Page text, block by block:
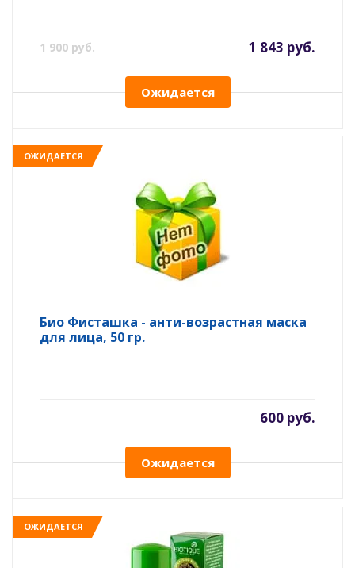
1 900 руб. 1 843 руб.
Ожидается
ОЖИДАЕТСЯ
Био Фисташка - анти-возрастная маска
для лица, 50 гр.
600 руб.
Ожидается
ОЖИДАЕТСЯ